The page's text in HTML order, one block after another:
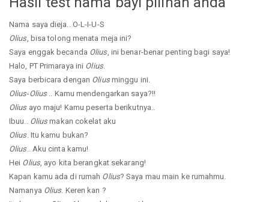
Nama saya dieja.. O-L-I-U-S
Olius, bisa tolong menata meja ini?
Saya enggak becanda Olius, ini benar-benar penting bagi saya!
Halo, PT Primaraya ini Olius.
Saya berbicara dengan Oliusminggu ini.
Olius-Olius.. Kamu mendengarkan saya?!!
Oliusayo maju! Kamu peserta berikutnya..
Ibuu.. Oliusmakan cokelat aku
Olius. Itu kamu bukan?
Olius.. Aku cinta kamu!
Hei Olius, ayo kita berangkat sekarang!
Kapan kamu ada di rumah Olius? Saya mau main ke rumahmu.
Namanya Olius. Keren kan ?